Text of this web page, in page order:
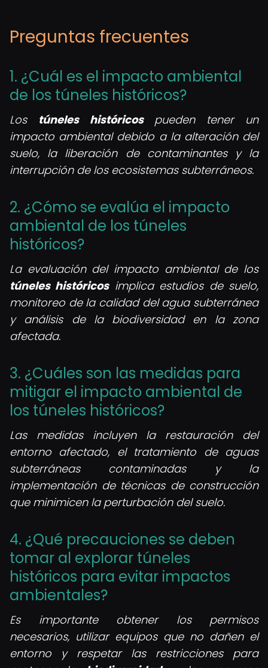
Preguntas frecuentes
1. ¿Cuál es el impacto ambiental
de los túneles históricos?
Los túneles históricospueden tener un
impacto ambiental debido a la alteración del
suelo, la liberación de contaminantes y la
interrupción de los ecosistemas subterráneos.
2. ¿Cómo se evalúa el impacto
ambiental de los túneles
históricos?
La evaluación del impacto ambiental de los
túneles históricosimplica estudios de suelo,
monitoreo de la calidad del agua subterránea
y análisis de la biodiversidad en la zona
afectada.
3. ¿Cuáles son las medidas para
mitigar el impacto ambiental de
los túneles históricos?
Las medidas incluyen la restauración del
entorno afectado, el tratamiento de aguas
subterráneas contaminadas y la
implementación de técnicas de construcción
que minimicen la perturbación del suelo.
4. ¿Qué precauciones se deben
tomar al explorar túneles
históricos para evitar impactos
ambientales?
Es importante obtener los permisos
necesarios, utilizar equipos que no dañen el
entorno y respetar las restricciones para